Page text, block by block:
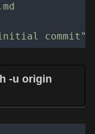
commit"
-u origin